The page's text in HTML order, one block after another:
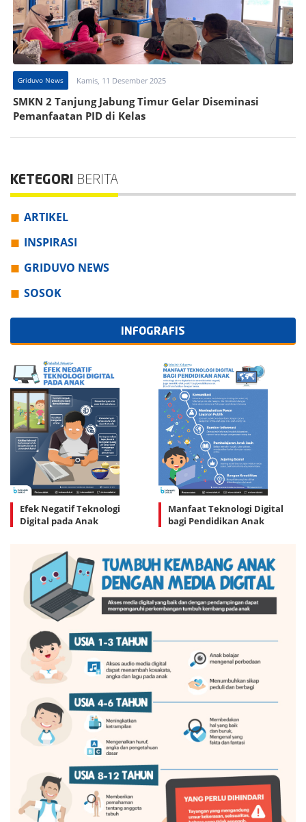
Griduvo News Kamis, 11 Desember 2025
SMKN 2 Tanjung Jabung Timur Gelar Diseminasi
Pemanfaatan PID di Kelas
KETEGORI BERITA
ARTIKEL
INSPIRASI
GRIDUVO NEWS
SOSOK
INFOGRAFIS
Efek Negatif Teknologi
Digital pada Anak
Manfaat Teknologi Digital
bagi Pendidikan Anak